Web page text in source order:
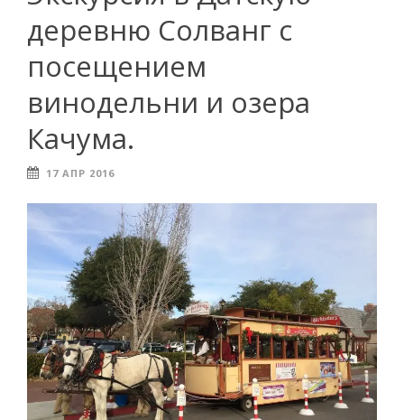
деревню Солванг с
посещением
винодельни и озера
Качума.
17 АПР 2016